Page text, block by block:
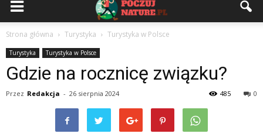
Strona główna Turystyka Turystyka w Polsce
Turystyka Turystyka w Polsce
Gdzie na rocznicę związku?
Przez Redakcja - 26 sierpnia 2024 0
485